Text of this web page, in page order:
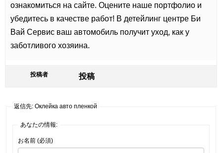
ознакомиться на сайте. Оцените наше портфолио и
убедитесь в качестве работ! В детейлинг центре Би
Вай Сервис ваш автомобиль получит уход, как у
заботливого хозяина.
投稿者 投稿
返信先: Оклейка авто пленкой
あなたの情報:
お名前 (必須)